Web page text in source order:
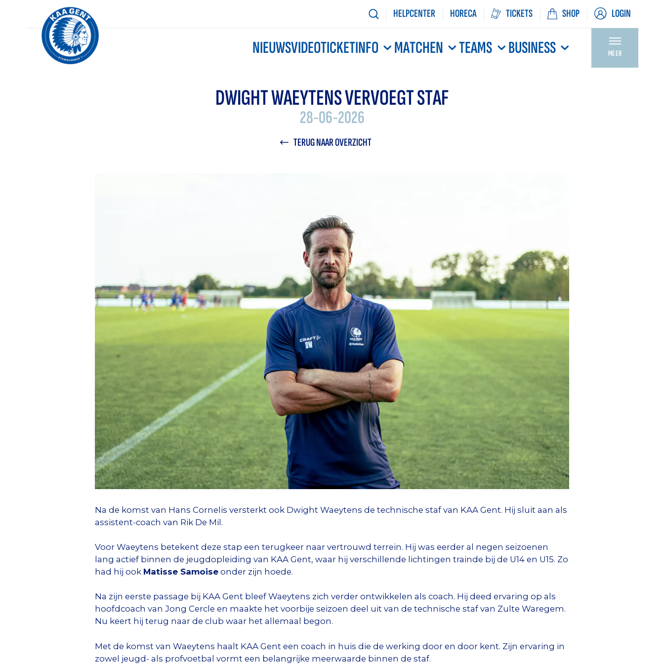
HELPCENTER HORECA TICKETS SHOP LOGIN
NIEUWSVIDEOTICKETINFO MATCHEN TEAMS BUSINESS MEER
DWIGHT WAEYTENS VERVOEGT STAF
28-06-2026
TERUG NAAR OVERZICHT
Na de komst van Hans Cornelis versterkt ook Dwight Waeytens de technische staf van KAA Gent. Hij sluit aan als
assistent-coach van Rik De Mil.
Voor Waeytens betekent deze stap een terugkeer naar vertrouwd terrein. Hij was eerder al negen seizoenen
lang actief binnen de jeugdopleiding van KAA Gent, waar hij verschillende lichtingen trainde bij de U14 en U15. Zo
had hij ook Matisse Samoise onder zijn hoede.
Na zijn eerste passage bij KAA Gent bleef Waeytens zich verder ontwikkelen als coach. Hij deed ervaring op als
hoofdcoach van Jong Cercle en maakte het voorbije seizoen deel uit van de technische staf van Zulte Waregem.
Nu keert hij terug naar de club waar het allemaal begon.
Met de komst van Waeytens haalt KAA Gent een coach in huis die de werking door en door kent. Zijn ervaring in
zowel jeugd- als profvoetbal vormt een belangrijke meerwaarde binnen de staf.